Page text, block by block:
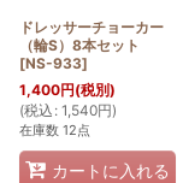
ドレッサーチョーカー
（輪S）8本セット
[NS-933]
1,400円(税別)
(税込 : 1,540円)
在庫数 12点
カートに入れる